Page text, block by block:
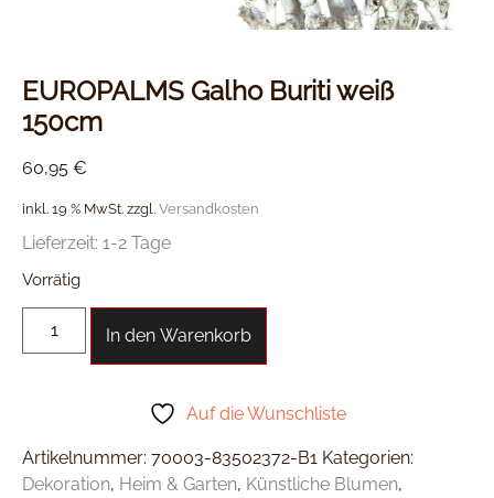
EUROPALMS Galho Buriti weiß
150cm
60,95 €
inkl. 19 % MwSt. zzgl. Versandkosten
Lieferzeit: 1-2 Tage
Vorrätig
In den Warenkorb
Auf die Wunschliste
Artikelnummer: 70003-83502372-B1 Kategorien:
Dekoration, Heim & Garten, Künstliche Blumen,